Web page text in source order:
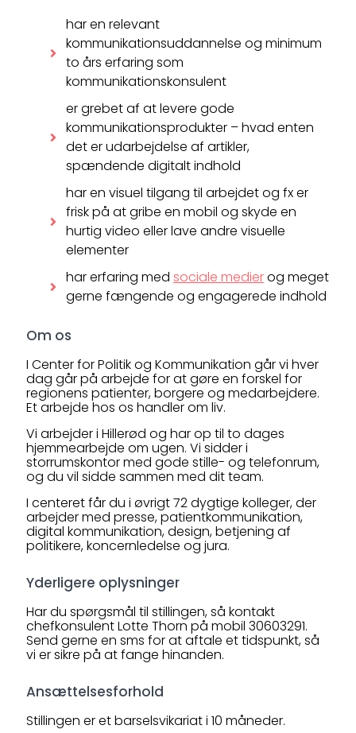
har en relevant
kommunikationsuddannelse og minimum
to års erfaring som
kommunikationskonsulent
er grebet af at levere gode
kommunikationsprodukter – hvad enten
det er udarbejdelse af artikler,
spændende digitalt indhold
har en visuel tilgang til arbejdet og fx er
frisk på at gribe en mobil og skyde en
hurtig video eller lave andre visuelle
elementer
har erfaring med sociale medierog meget
gerne fængende og engagerede indhold
Om os
I Center for Politik og Kommunikation går vi hver
dag går på arbejde for at gøre en forskel for
regionens patienter, borgere og medarbejdere.
Et arbejde hos os handler om liv.
Vi arbejder i Hillerød og har op til to dages
hjemmearbejde om ugen. Vi sidder i
storrumskontor med gode stille- og telefonrum,
og du vil sidde sammen med dit team.
I centeret får du i øvrigt 72 dygtige kolleger, der
arbejder med presse, patientkommunikation,
digital kommunikation, design, betjening af
politikere, koncernledelse og jura.
Yderligere oplysninger
Har du spørgsmål til stillingen, så kontakt
chefkonsulent Lotte Thorn på mobil 30603291.
Send gerne en sms for at aftale et tidspunkt, så
vi er sikre på at fange hinanden.
Ansættelsesforhold
Stillingen er et barselsvikariat i 10 måneder.